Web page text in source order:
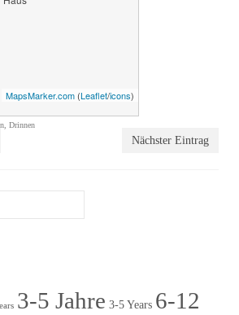
MapsMarker.com (Leaflet/icons)
, Drinnen
Nächster Eintrag
3-5 Jahre 3-5 Years 6-12